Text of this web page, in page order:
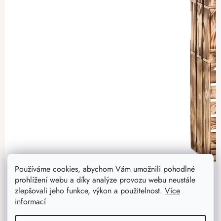
Používáme cookies, abychom Vám umožnili pohodlné
prohlížení webu a díky analýze provozu webu neustále
zlepšovali jeho funkce, výkon a použitelnost. Více
informací